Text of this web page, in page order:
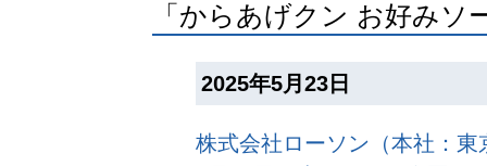
「からあげクン お好みソ
2025年5月23日
株式会社ローソン（本社：